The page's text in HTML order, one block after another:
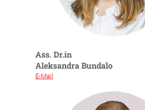
Ass. Dr.in
Aleksandra Bundalo
E-Mail